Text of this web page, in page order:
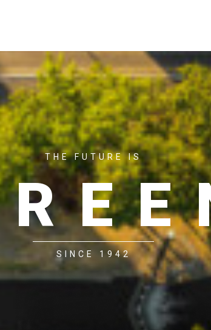
THE FUTURE IS
SINCE 1942